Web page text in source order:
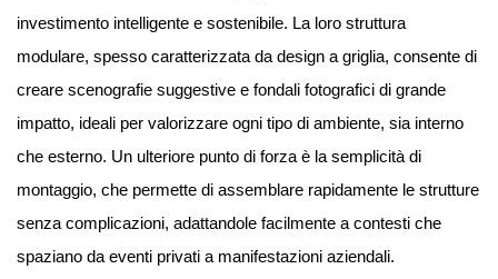
investimento intelligente e sostenibile. La loro struttura
modulare, spesso caratterizzata da design a griglia, consente di
creare scenografie suggestive e fondali fotografici di grande
impatto, ideali per valorizzare ogni tipo di ambiente, sia interno
che esterno. Un ulteriore punto di forza è la semplicità di
montaggio, che permette di assemblare rapidamente le strutture
senza complicazioni, adattandole facilmente a contesti che
spaziano da eventi privati a manifestazioni aziendali.